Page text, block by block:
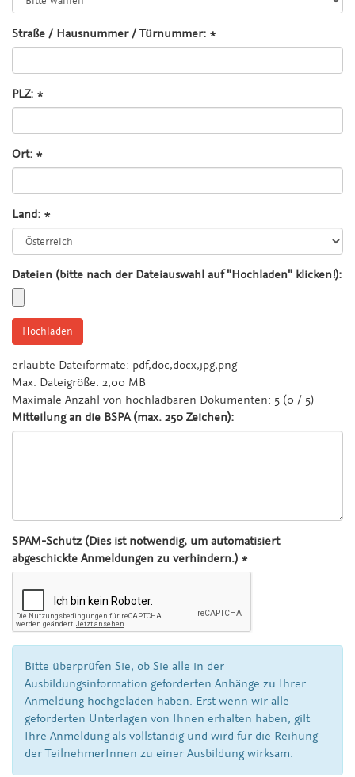
Straße / Hausnummer / Türnummer: *
PLZ: *
Ort: *
Land: *
Dateien (bitte nach der Dateiauswahl auf "Hochladen" klicken!):
erlaubte Dateiformate: pdf,doc,docx,jpg,png
Max. Dateigröße: 2,00 MB
Maximale Anzahl von hochladbaren Dokumenten: 5 (0 / 5)
Mitteilung an die BSPA (max. 250 Zeichen):
SPAM-Schutz (Dies ist notwendig, um automatisiert
abgeschickte Anmeldungen zu verhindern.) *
Bitte überprüfen Sie, ob Sie alle in der
Ausbildungsinformation geforderten Anhänge zu Ihrer
Anmeldung hochgeladen haben. Erst wenn wir alle
geforderten Unterlagen von Ihnen erhalten haben, gilt
Ihre Anmeldung als vollständig und wird für die Reihung
der TeilnehmerInnen zu einer Ausbildung wirksam.